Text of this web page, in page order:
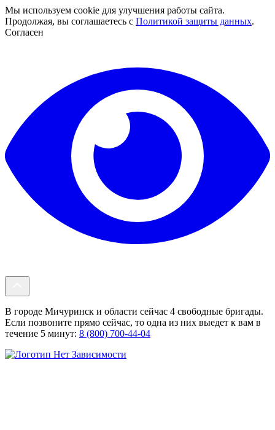
Мы используем cookie для улучшения работы сайта.
Продолжая, вы соглашаетесь с Политикой защиты данных.
Согласен
В городе Мичуринск и области сейчас 4 свободные бригады.
Если позвоните прямо сейчас, то одна из них выедет к вам в
течение 5 минут: 8 (800) 700-44-04